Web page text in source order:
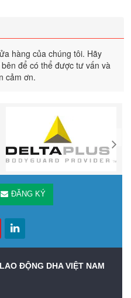
hàng của chúng tôi. Hãy
để có thể được tư vấn và
cảm ơn.
ĐĂNG KÝ
ĐỘNG DHA VIỆT NAM